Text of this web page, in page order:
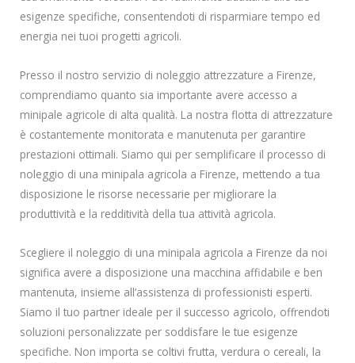
esigenze specifiche, consentendoti di risparmiare tempo ed
energia nei tuoi progetti agricoli.
Presso il nostro servizio di noleggio attrezzature a Firenze,
comprendiamo quanto sia importante avere accesso a
minipale agricole di alta qualità. La nostra flotta di attrezzature
è costantemente monitorata e manutenuta per garantire
prestazioni ottimali. Siamo qui per semplificare il processo di
noleggio di una minipala agricola a Firenze, mettendo a tua
disposizione le risorse necessarie per migliorare la
produttività e la redditività della tua attività agricola.
Scegliere il noleggio di una minipala agricola a Firenze da noi
significa avere a disposizione una macchina affidabile e ben
mantenuta, insieme all’assistenza di professionisti esperti.
Siamo il tuo partner ideale per il successo agricolo, offrendoti
soluzioni personalizzate per soddisfare le tue esigenze
specifiche. Non importa se coltivi frutta, verdura o cereali, la